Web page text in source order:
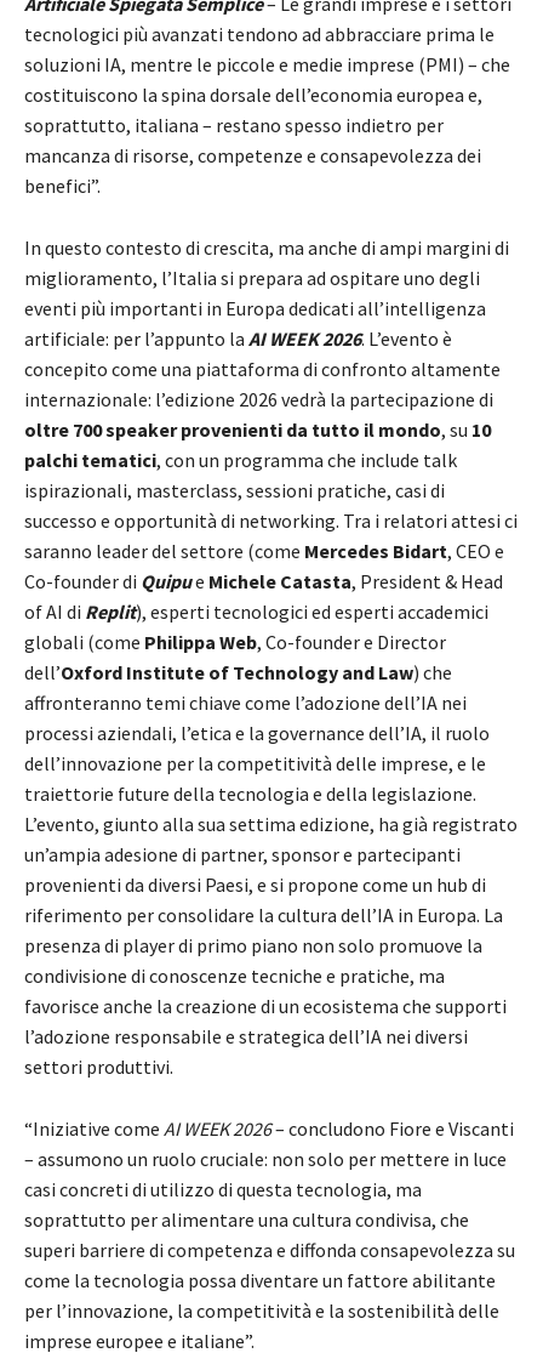
tecnologici più avanzati tendono ad abbracciare prima le
soluzioni IA, mentre le piccole e medie imprese (PMI) – che
costituiscono la spina dorsale dell’economia europea e,
soprattutto, italiana – restano spesso indietro per
mancanza di risorse, competenze e consapevolezza dei
benefici”.
In questo contesto di crescita, ma anche di ampi margini di
miglioramento, l’Italia si prepara ad ospitare uno degli
eventi più importanti in Europa dedicati all’intelligenza
artificiale: per l’appunto la AI WEEK 2026. L’evento è
concepito come una piattaforma di confronto altamente
internazionale: l’edizione 2026 vedrà la partecipazione di
oltre 700 speaker provenienti da tutto il mondo, su 10
palchi tematici, con un programma che include talk
ispirazionali, masterclass, sessioni pratiche, casi di
successo e opportunità di networking. Tra i relatori attesi ci
saranno leader del settore (come Mercedes Bidart, CEO e
Co-founder di Quipue Michele Catasta, President & Head
of AI di Replit), esperti tecnologici ed esperti accademici
globali (come Philippa Web, Co-founder e Director
dell’Oxford Institute of Technology and Law) che
affronteranno temi chiave come l’adozione dell’IA nei
processi aziendali, l’etica e la governance dell’IA, il ruolo
dell’innovazione per la competitività delle imprese, e le
traiettorie future della tecnologia e della legislazione.
L’evento, giunto alla sua settima edizione, ha già registrato
un’ampia adesione di partner, sponsor e partecipanti
provenienti da diversi Paesi, e si propone come un hub di
riferimento per consolidare la cultura dell’IA in Europa. La
presenza di player di primo piano non solo promuove la
condivisione di conoscenze tecniche e pratiche, ma
favorisce anche la creazione di un ecosistema che supporti
l’adozione responsabile e strategica dell’IA nei diversi
settori produttivi.
“Iniziative come AI WEEK 2026– concludono Fiore e Viscanti
– assumono un ruolo cruciale: non solo per mettere in luce
casi concreti di utilizzo di questa tecnologia, ma
soprattutto per alimentare una cultura condivisa, che
superi barriere di competenza e diffonda consapevolezza su
come la tecnologia possa diventare un fattore abilitante
per l’innovazione, la competitività e la sostenibilità delle
imprese europee e italiane”.